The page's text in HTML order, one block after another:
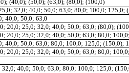
(40,0); (50,0); (63,0); (80,0); (100,0)
32,0; 40,0; 50,0; 63,0; 80,0; 100,0; 125,0;
40,0; 50,0; 63,0
20,0; 25,0; 32,0; 40,0; 50,0; 63,0; (80,0);
20,0; 25,0; 32,0; 40,0; 50,0; 63,0; 80,0;
40,0; 50,0; 63,0; 80,0; 100,0; 125,0; (150,0);
20,0; 25,0; 32,0; 40,0; 50,0; 63,0; 80,0;
32,0; 40,0; 50,0; 63,0; 80,0; 100,0; 125,0;